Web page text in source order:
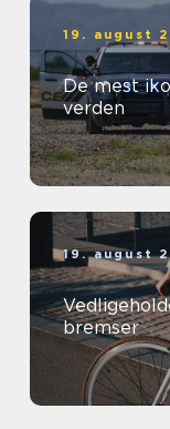
19. august
De mest
verden
19. august
bremser